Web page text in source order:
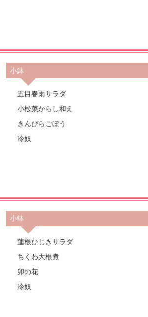
小鉢
五目春雨サラダ
小松菜からし和え
きんぴらごぼう
冷奴
小鉢
蓮根ひじきサラダ
ちくわ大根煮
卯の花
冷奴